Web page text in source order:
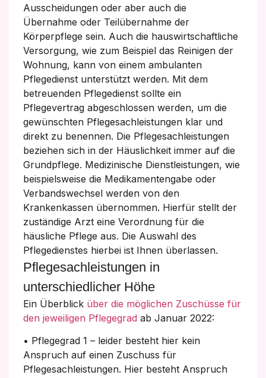
Ausscheidungen oder aber auch die
Übernahme oder Teilübernahme der
Körperpflege sein. Auch die hauswirtschaftliche
Versorgung, wie zum Beispiel das Reinigen der
Wohnung, kann von einem ambulanten
Pflegedienst unterstützt werden. Mit dem
betreuenden Pflegedienst sollte ein
Pflegevertrag abgeschlossen werden, um die
gewünschten Pflegesachleistungen klar und
direkt zu benennen. Die Pflegesachleistungen
beziehen sich in der Häuslichkeit immer auf die
Grundpflege. Medizinische Dienstleistungen, wie
beispielsweise die Medikamentengabe oder
Verbandswechsel werden von den
Krankenkassen übernommen. Hierfür stellt der
zuständige Arzt eine Verordnung für die
häusliche Pflege aus. Die Auswahl des
Pflegedienstes hierbei ist Ihnen überlassen.
Pflegesachleistungen in
unterschiedlicher Höhe
Ein Überblick über die möglichen Zuschüsse für
den jeweiligen Pflegegrad ab Januar 2022:
• Pflegegrad 1 – leider besteht hier kein
Anspruch auf einen Zuschuss für
Pflegesachleistungen. Hier besteht Anspruch